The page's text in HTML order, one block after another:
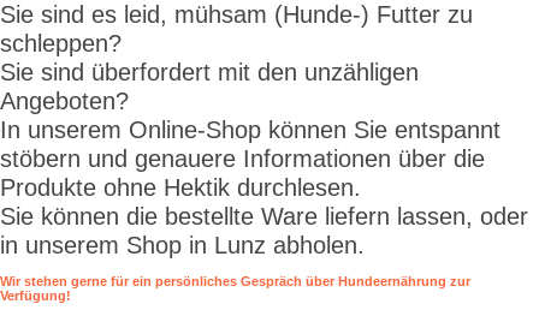
Sie sind es leid, mühsam (Hunde-) Futter zu
schleppen?
Sie sind überfordert mit den unzähligen
Angeboten?
In unserem Online-Shop können Sie entspannt
stöbern und genauere Informationen über die
Produkte ohne Hektik durchlesen.
Sie können die bestellte Ware liefern lassen, oder
in unserem Shop in Lunz abholen.
Wir stehen gerne für ein persönliches Gespräch über Hundeernährung zur
Verfügung!